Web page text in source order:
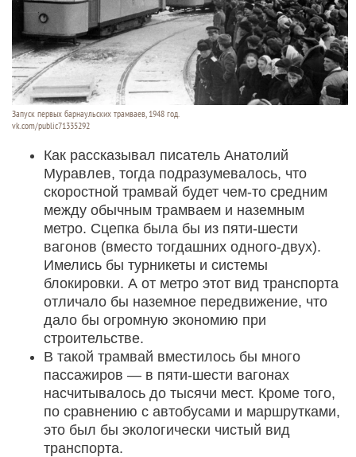
Запуск первых барнаульских трамваев, 1948 год.
vk.com/public71335292
Как рассказывал писатель Анатолий
Муравлев, тогда подразумевалось, что
скоростной трамвай будет чем-то средним
между обычным трамваем и наземным
метро. Сцепка была бы из пяти-шести
вагонов (вместо тогдашних одного-двух).
Имелись бы турникеты и системы
блокировки. А от метро этот вид транспорта
отличало бы наземное передвижение, что
дало бы огромную экономию при
строительстве.
В такой трамвай вместилось бы много
пассажиров — в пяти-шести вагонах
насчитывалось до тысячи мест. Кроме того,
по сравнению с автобусами и маршрутками,
это был бы экологически чистый вид
транспорта.